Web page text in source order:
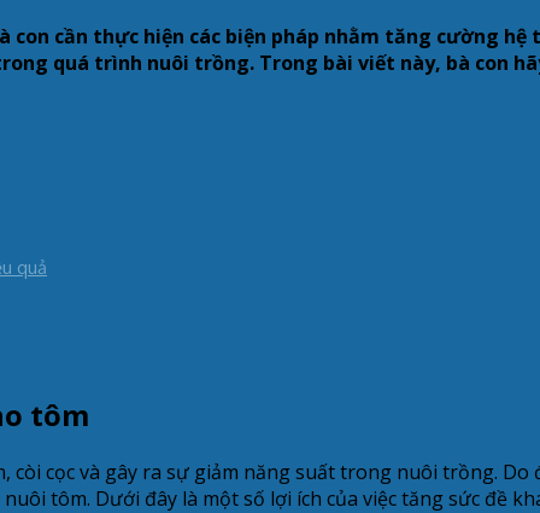
cần thực hiện các biện pháp nhằm tăng cường
quá trình nuôi trồng. Trong bài viết này, bà con
quả
tôm
cọc và gây ra sự giảm năng suất trong nuôi trồng.
tôm. Dưới đây là một số lợi ích của việc tăng sức đề